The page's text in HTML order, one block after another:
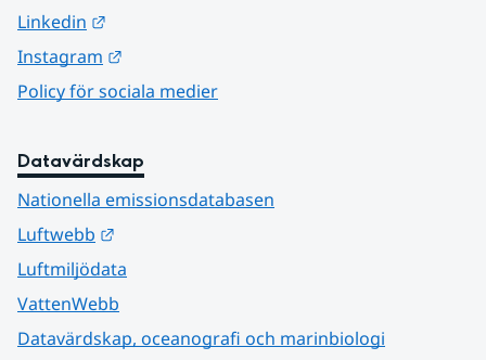
Linkedin
Instagram
Policy för sociala medier
Datavärdskap
Nationella emissionsdatabasen
Luftwebb
Luftmiljödata
VattenWebb
Datavärdskap, oceanografi och marinbiologi